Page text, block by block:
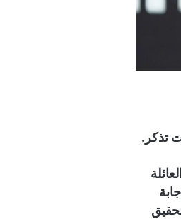
تذكر.